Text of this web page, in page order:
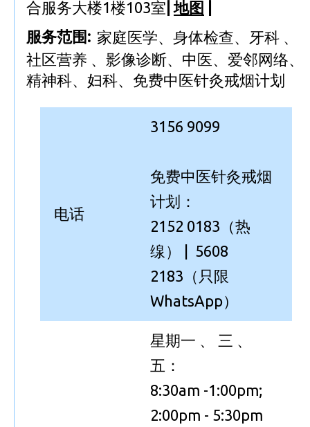
合服务大楼1楼103室 地图
服务范围: 家庭医学、身体检查、牙科 、
社区营养 、影像诊断、中医、爱邻网络、
精神科、妇科、免费中医针灸戒烟计划
电话
3156 9099
免费中医针灸戒烟
计划：
2152 0183（热
缐） | 5608
2183（只限
WhatsApp）
星期一 、 三 、
五：
8:30am -1:00pm;
2:00pm - 5:30pm